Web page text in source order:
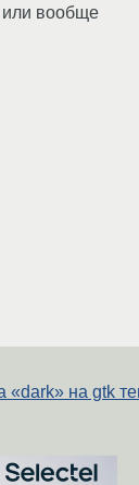
или вообще
«dark» на gtk